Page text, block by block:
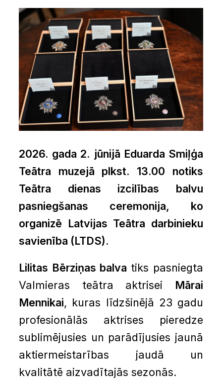
2026. gada 2. jūnijā Eduarda Smiļģa
Teātra muzejā plkst. 13.00 notiks
Teātra dienas izcilības balvu
pasniegšanas ceremonija, ko
organizē Latvijas Teātra darbinieku
savienība (LTDS).
Lilitas Bērziņas balva tiks pasniegta
Valmieras teātra aktrisei Mārai
Mennikai, kuras līdzšinējā 23 gadu
profesionālās aktrises pieredze
sublimējusies un parādījusies jaunā
aktiermeistarības jaudā un
kvalitātē aizvadītajās sezonās.